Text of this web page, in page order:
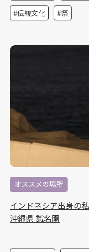
伝統文化
祭
オススメの場所
インドネシア出身の
沖縄県 識名園